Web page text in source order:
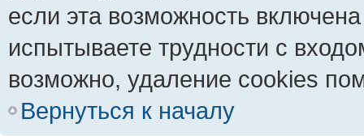
если эта возможность
испытываете трудности с
возможно, удаление cookies
Вернуться к началу